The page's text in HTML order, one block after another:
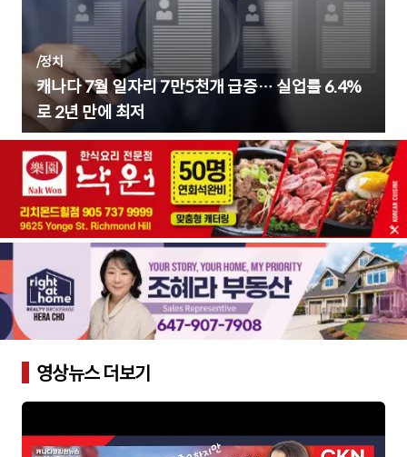
/정치
캐나다 7월 일자리 7만5천개 급증… 실업률 6.4%
로 2년 만에 최저
영상뉴스 더보기